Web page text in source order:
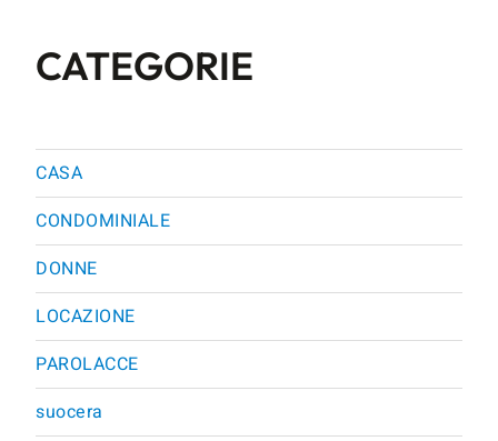
CATEGORIE
CASA
CONDOMINIALE
DONNE
LOCAZIONE
PAROLACCE
suocera